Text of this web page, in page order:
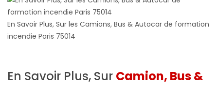
En Savoir Plus, Sur les Camions, Bus & Autocar de formation
incendie Paris 75014
En Savoir Plus, Sur Camion, Bus &